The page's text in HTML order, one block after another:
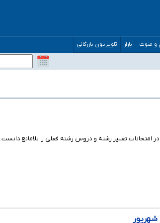
و صوت بازار تلویزیون بازرگانی
را بگیرد
تغییر رشته و دروس رشته فعلی را بلامانع دانست.